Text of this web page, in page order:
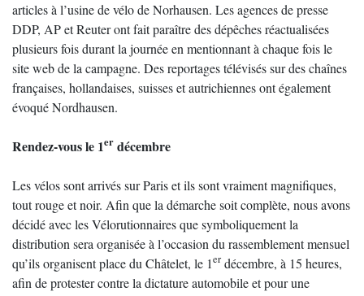
articles à l’usine de vélo de Norhausen. Les agences de presse
DDP, AP et Reuter ont fait paraître des dépêches réactualisées
plusieurs fois durant la journée en mentionnant à chaque fois le
site web de la campagne. Des reportages télévisés sur des chaînes
françaises, hollandaises, suisses et autrichiennes ont également
évoqué Nordhausen.
Rendez-vous le 1er décembre
Les vélos sont arrivés sur Paris et ils sont vraiment magnifiques,
tout rouge et noir. Afin que la démarche soit complète, nous avons
décidé avec les Vélorutionnaires que symboliquement la
distribution sera organisée à l’occasion du rassemblement mensuel
qu’ils organisent place du Châtelet, le 1er décembre, à 15 heures,
afin de protester contre la dictature automobile et pour une